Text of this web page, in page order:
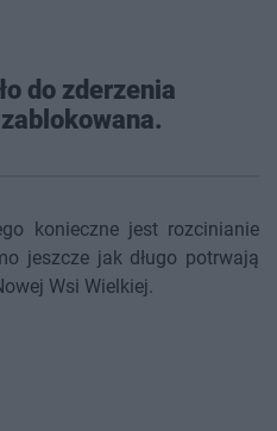
do zderzenia
konieczne jest rozcinianie
jeszcze jak długo potrwają
Wsi Wielkiej.